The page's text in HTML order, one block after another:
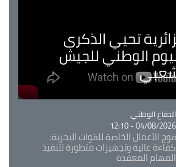
تحيي الذكرى
الوطني للجيش
الوطني
04/08/2026 -
الأعمال الخاصة للقوات البحرية:
عالية وتجهيزات متطورة لتنفيذ
المعقدة